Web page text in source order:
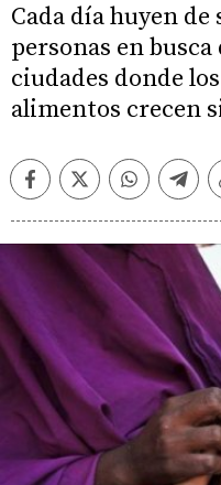
Cada día huyen de
personas en busca
ciudades donde
alimentos crecen
FacebookTwitterWhatsapp